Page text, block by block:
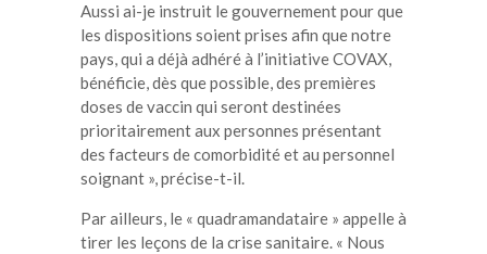
Aussi ai-je instruit le gouvernement pour que
les dispositions soient prises afin que notre
pays, qui a déjà adhéré à l’initiative COVAX,
bénéficie, dès que possible, des premières
doses de vaccin qui seront destinées
prioritairement aux personnes présentant
des facteurs de comorbidité et au personnel
soignant », précise-t-il.
Par ailleurs, le « quadramandataire » appelle à
tirer les leçons de la crise sanitaire. « Nous